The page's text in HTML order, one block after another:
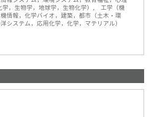
，生物学，地球学，生物化学）, 工学（機
情報，化学バイオ，建築，都市（土木・環
システム，応用化学，化学，マテリアル）